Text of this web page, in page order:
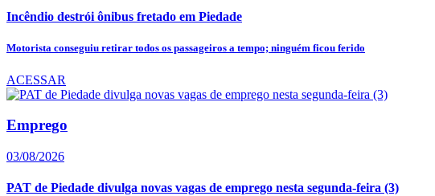
Incêndio destrói ônibus fretado em Piedade
Motorista conseguiu retirar todos os passageiros a tempo; ninguém ficou ferido
ACESSAR
Emprego
03/08/2026
PAT de Piedade divulga novas vagas de emprego nesta segunda-feira (3)